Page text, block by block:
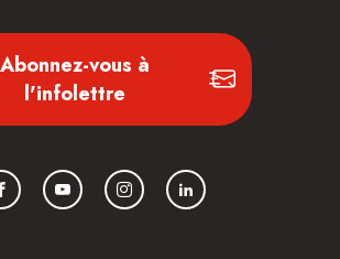
Abonnez-vous à
l'infolettre
FacebookYouTubeInstagramLinkedIn